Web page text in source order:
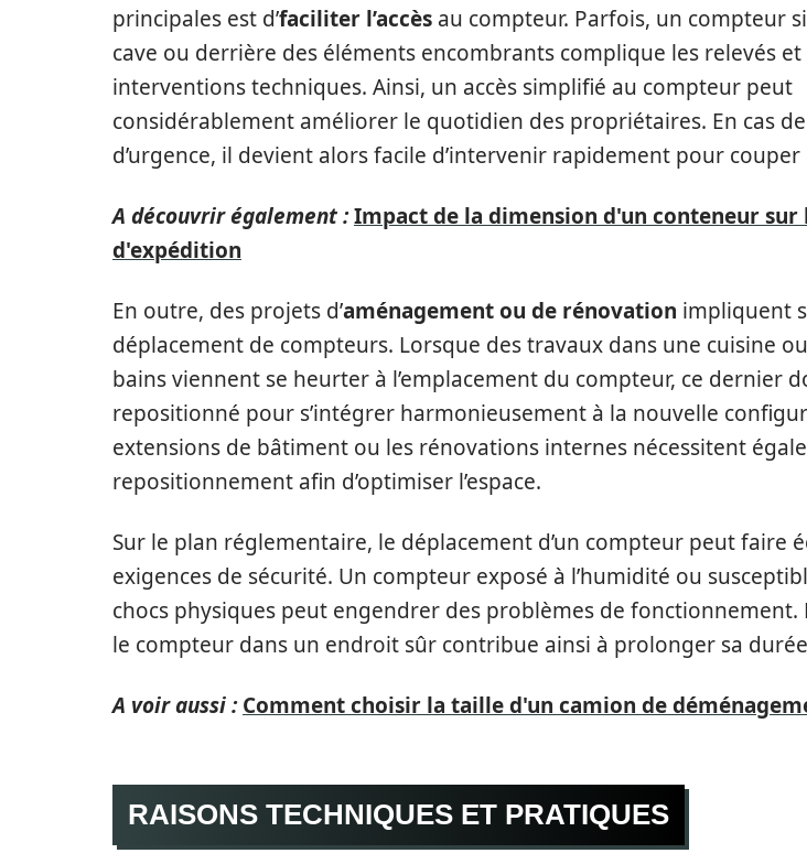
principales est d’faciliter l’accès au compteur. Parfois, un compteur
cave ou derrière des éléments encombrants complique les relevés et
interventions techniques. Ainsi, un accès simplifié au compteur peut
considérablement améliorer le quotidien des propriétaires. En cas
d’urgence, il devient alors facile d’intervenir rapidement pour couper
A découvrir également :Impact de la dimension d'un conteneur sur
d'expédition
En outre, des projets d’aménagement ou de rénovation impliquent
déplacement de compteurs. Lorsque des travaux dans une cuisine
bains viennent se heurter à l’emplacement du compteur, ce dernier
repositionné pour s’intégrer harmonieusement à la nouvelle
extensions de bâtiment ou les rénovations internes nécessitent
repositionnement afin d’optimiser l’espace.
Sur le plan réglementaire, le déplacement d’un compteur peut faire
exigences de sécurité. Un compteur exposé à l’humidité ou
chocs physiques peut engendrer des problèmes de fonctionnement.
le compteur dans un endroit sûr contribue ainsi à prolonger sa
A voir aussi : Comment choisir la taille d'un camion de
RAISONS TECHNIQUES ET PRATIQUES